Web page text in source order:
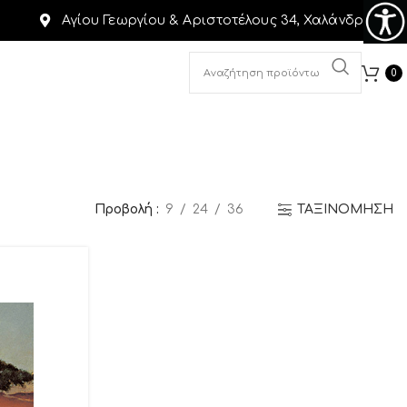
Αγίου Γεωργίου & Αριστοτέλους 34, Χαλάνδρι
0
Προβολή 9 24 36 ΤΑΞΙΝΟΜΗΣΗ